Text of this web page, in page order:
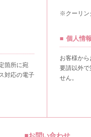
箇所に宛
対応の電子
※クーリン
個人情
お客様か
要請以外で
せん。
■お問い合わせ